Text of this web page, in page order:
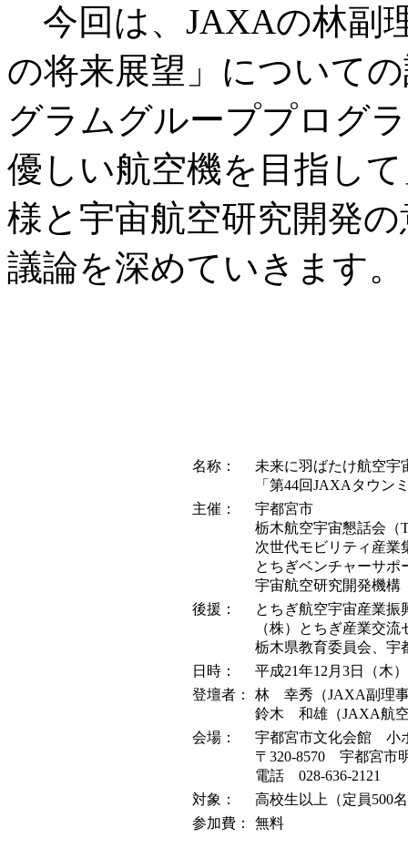
今回は、JAXAの林副
の将来展望」について
グラムグループプログ
優しい航空機を目指し
様と宇宙航空研究開発
議論を深めていきます。
名称：
未来に羽ばたけ航空宇
「第44回JAXAタウン
主催：
宇都宮市
栃木航空宇宙懇話会（
次世代モビリティ産業
とちぎベンチャーサポ
宇宙航空研究開発機構
後援：
とちぎ航空宇宙産業振
（株）とちぎ産業交
栃木県教育委員会、宇
日時：
平成21年12月3日（木
登壇者：
林 幸秀（JAXA副理
鈴木 和雄（JAXA航空
会場：
宇都宮市文化会館 小
〒320-8570 宇都宮市
電話 028-636-2121
対象：
高校生以上（定員500
参加費：
無料